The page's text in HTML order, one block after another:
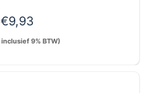
€9,93
inclusief 9% BTW)